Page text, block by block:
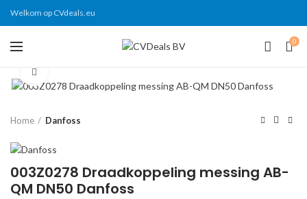
Welkom op CVdeals.eu
0
Home Danfoss
003Z0278 Draadkoppeling messing AB-
QM DN50 Danfoss